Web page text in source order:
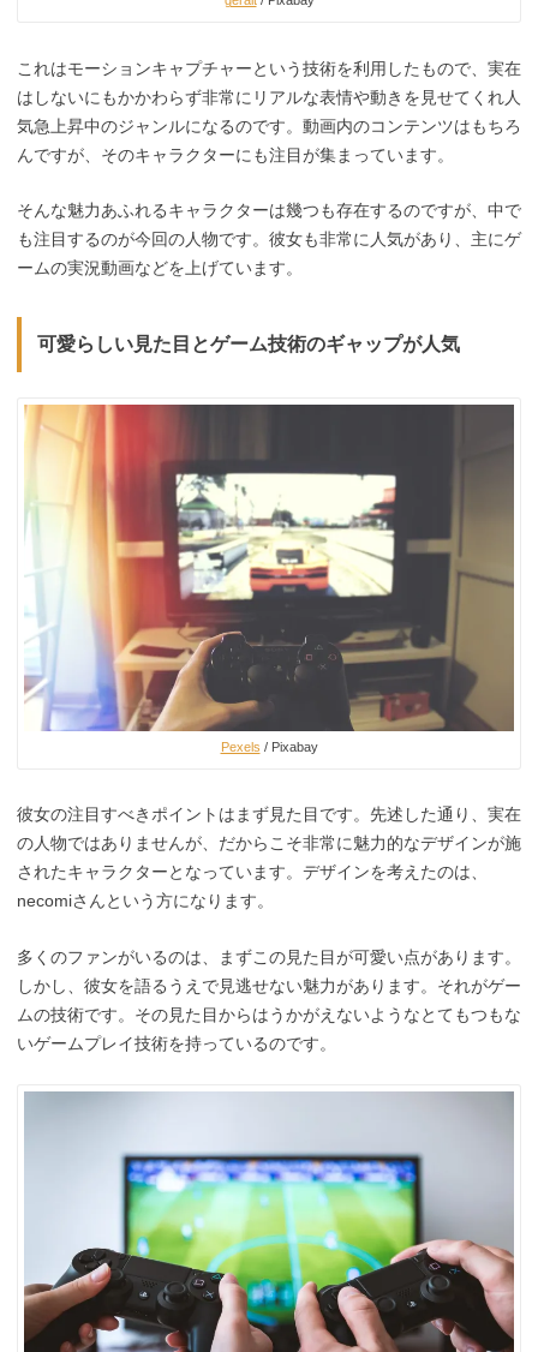
これはモーションキャプチャーという技術を利用したもので、実在
はしないにもかかわらず非常にリアルな表情や動きを見せてくれ人
気急上昇中のジャンルになるのです。動画内のコンテンツはもちろ
んですが、そのキャラクターにも注目が集まっています。
そんな魅力あふれるキャラクターは幾つも存在するのですが、中で
も注目するのが今回の人物です。彼女も非常に人気があり、主にゲ
ームの実況動画などを上げています。
可愛らしい見た目とゲーム技術のギャップが人気
Pexels / Pixabay
彼女の注目すべきポイントはまず見た目です。先述した通り、実在
の人物ではありませんが、だからこそ非常に魅力的なデザインが施
されたキャラクターとなっています。デザインを考えたのは、
necomiさんという方になります。
多くのファンがいるのは、まずこの見た目が可愛い点があります。
しかし、彼女を語るうえで見逃せない魅力があります。それがゲー
ムの技術です。その見た目からはうかがえないようなとてもつもな
いゲームプレイ技術を持っているのです。